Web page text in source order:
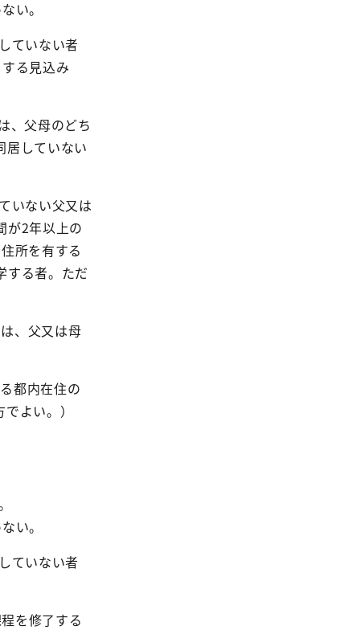
い。
ていない者
る見込み
、父母のどち
居していない
いない父又は
が2年以上の
所を有する
する者。ただ
、父又は母
都内在住の
よい。）
い。
ていない者
を修了する